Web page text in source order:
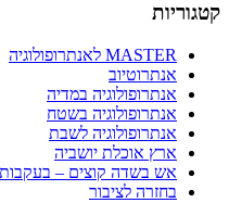
קטגוריות
MASTER לאנתרופולוגיה
אנתרוטיוב
אנתרופולוגיה במדיה
אנתרופולוגיה בשטח
אנתרופולוגיה לשבת
ארץ אוכלת יושביה
אש בשדה קוצים – בעקבות
בחזרה לציבור